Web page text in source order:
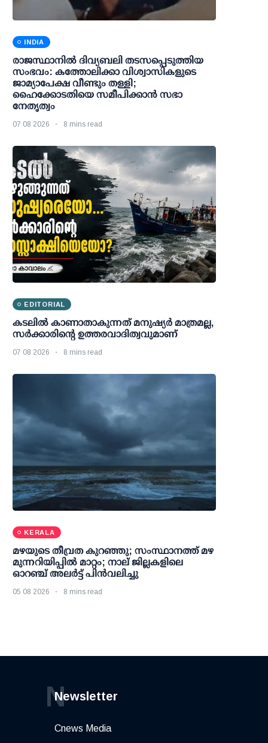
INDIA
രാജസ്ഥാനിൽ ദിവ്യബലി തടസപ്പെടുത്തിയ
സംഭവം: കത്തോലിക്കാ വിശ്വാസികളുടെ
ജാമ്യാപേക്ഷ വീണ്ടും തള്ളി;
ഹൈക്കോടതിയെ സമീപിക്കാൻ സഭാ
നേതൃത്വം
07 08 2026 8 mins read
EDITORIAL
കടലിൽ കാണാതാകുന്നത് മനുഷ്യർ മാത്രമല്ല,
സർക്കാരിന്റെ ഉത്തരവാദിത്വവുമാണ്
07 08 2026 8 mins read
KERALA
മഴയുടെ തീവ്രത കുറഞ്ഞു; സംസ്ഥാനത്ത് മഴ
മുന്നറിയിപ്പിൽ മാറ്റം; നാല് ജില്ലകളിലെ
ഓറഞ്ച് അലർട്ട് പിൻവലിച്ചു
05 08 2026 8 mins read
Newsletter
N
Cnews Media